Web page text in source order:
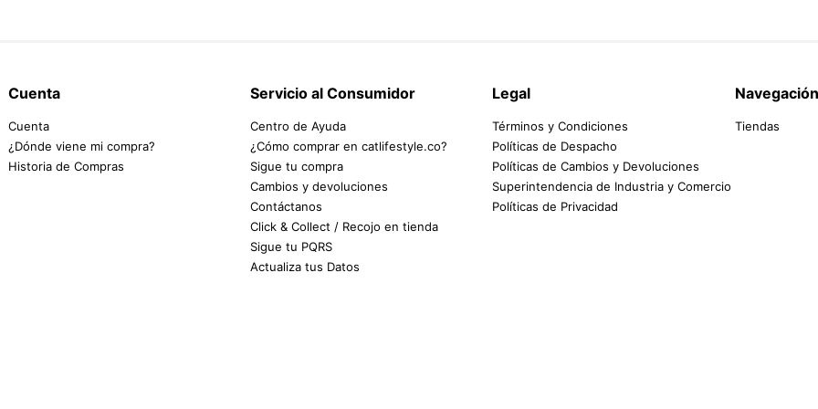
Cuenta
Cuenta
¿Dónde viene mi compra?
Historia de Compras
Servicio al Consumidor
Centro de Ayuda
¿Cómo comprar en catlifestyle.co?
Sigue tu compra
Cambios y devoluciones
Contáctanos
Click & Collect / Recojo en tienda
Sigue tu PQRS
Actualiza tus Datos
Legal
Términos y Condiciones
Políticas de Despacho
Políticas de Cambios y Devoluciones
Superintendencia de Industria y Comercio
Políticas de Privacidad
Navegación
Tiendas